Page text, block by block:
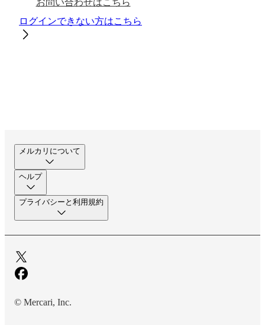
お問い合わせはこちら
ログインできない方はこちら
メルカリについて
ヘルプ
プライバシーと利用規約
© Mercari, Inc.